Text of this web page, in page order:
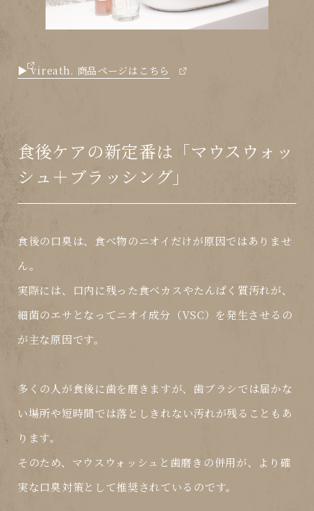
▶ vireath. 商品ページはこちら
食後ケアの新定番は「マウスウォッ
シュ＋ブラッシング」
食後の口臭は、食べ物のニオイだけが原因ではありませ
ん。
実際には、
口内に残った食べカスやたんぱく質汚れが、
細菌のエサとなってニオイ成分（VSC） を発生させるの
が主な原因です。
多くの人が食後に歯を磨きますが、歯ブラシでは届かな
い場所や短時間では落としきれない汚れが残ることもあ
ります。
そのため、 マウスウォッシュと歯磨きの併用が、より確
実な口臭対策として推奨されているのです。